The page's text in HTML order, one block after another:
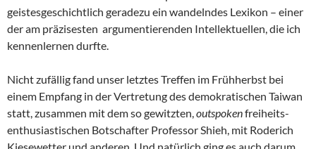
geistesgeschichtlich geradezu ein wandelndes Lexikon – einer
der am präzisesten argumentierenden Intellektuellen, die ich
kennenlernen durfte.
Nicht zufällig fand unser letztes Treffen im Frühherbst bei
einem Empfang in der Vertretung des demokratischen Taiwan
statt, zusammen mit dem so gewitzten,outspokenfreiheits-
enthusiastischen Botschafter Professor Shieh, mit Roderich